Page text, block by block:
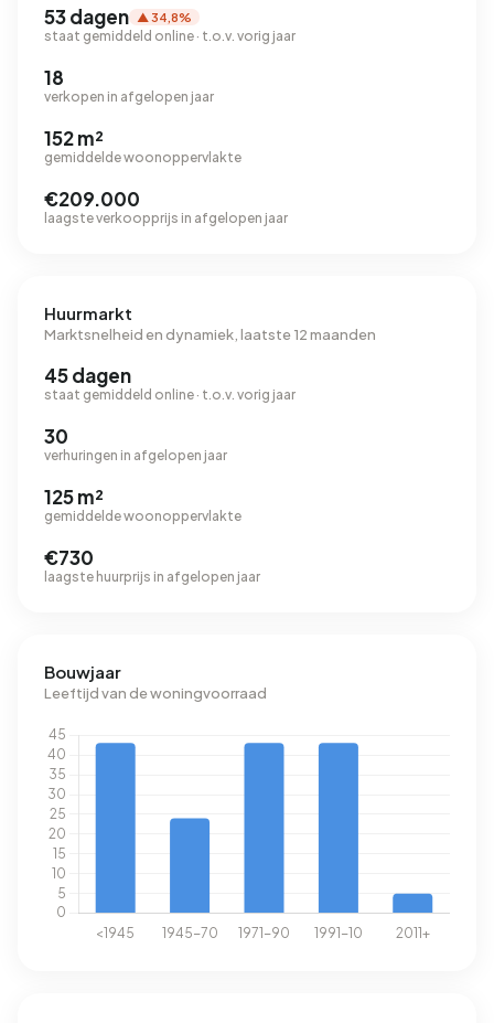
53 dagen ▲ 34,8%
staat gemiddeld online · t.o.v. vorig jaar
18
verkopen in afgelopen jaar
152 m²
gemiddelde woonoppervlakte
€209.000
laagste verkoopprijs in afgelopen jaar
Huurmarkt
Marktsnelheid en dynamiek, laatste 12 maanden
45 dagen
staat gemiddeld online · t.o.v. vorig jaar
30
verhuringen in afgelopen jaar
125 m²
gemiddelde woonoppervlakte
€730
laagste huurprijs in afgelopen jaar
Bouwjaar
Leeftijd van de woningvoorraad